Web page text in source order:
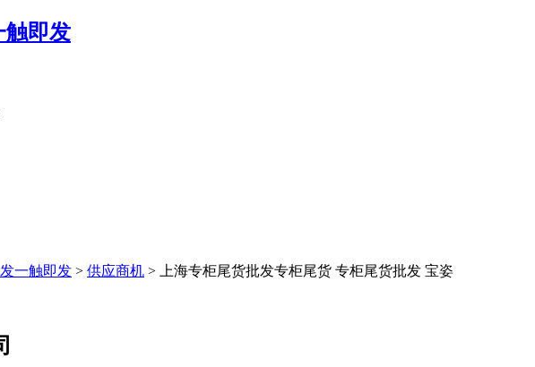
触即发
一触即发 > 供应商机 > 上海专柜尾货批发专柜尾货 专柜尾货批发 宝姿